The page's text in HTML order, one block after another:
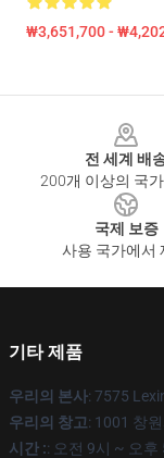
₩3,651,700 -
전 세계 배
200개 이상의 국
국제 보증
사용 국가에서
기타 제품
우리의 본사: 7575
우리의 창고: 1001 창
시간 :: 오전 9시 ~ 오후